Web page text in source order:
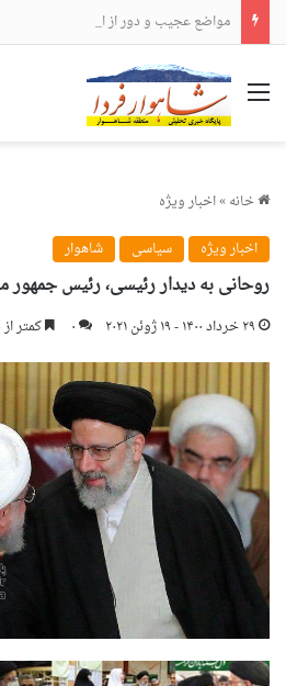
مواضع عجیب و دور از انتظار علی لاریجانی
منو
خانه»اخبار ویژه
اخبار ویژه
سیاسی شاهوار
روحانی به دیدار رئیسی، رئیس
۲۹ خرداد ۱۴۰۰ - ۱۹ ژوئن ۲۰۲۱ ۰ کمتر